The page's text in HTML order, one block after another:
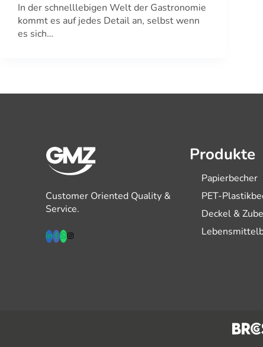
In der schnelllebigen Welt der Gastronomie
kommt es auf jedes Detail an, selbst wenn
es sich…
Customer Oriented Quality &
Service.
Produkte
Papierbecher
PET-
Deckel &